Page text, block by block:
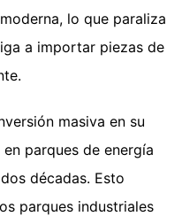
lo que paraliza
a importar piezas de
masiva en su
parques de energía
décadas. Esto
parques industriales